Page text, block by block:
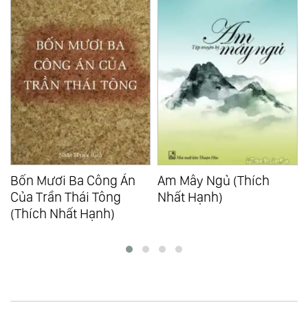
Bốn Mươi Ba Công Án
Của Trần Thái Tông
(Thích Nhất Hạnh)
Am Mây Ngủ (Thích
Nhất Hạnh)